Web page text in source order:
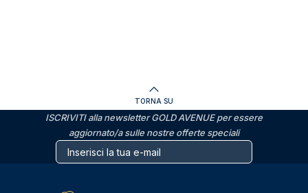
TORNA SU
ISCRIVITI alla newsletter GOLD AVENUE per essere
aggiornato/a sulle nostre offerte speciali